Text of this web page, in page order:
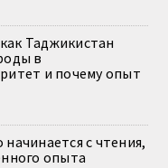
Таджикистан
в
и почему опыт
с чтения,
опыта